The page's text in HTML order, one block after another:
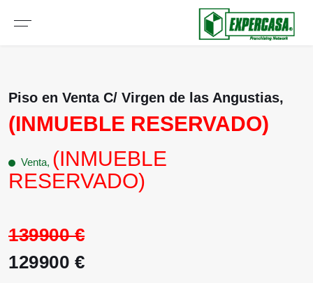
Piso en Venta C/ Virgen de las Angustias,
(INMUEBLE RESERVADO)
Venta, (INMUEBLE
RESERVADO)
139900 €
129900 €